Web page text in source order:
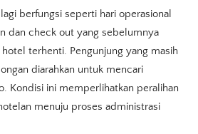
berfungsi seperti hari operasional
dan check out yang sebelumnya
terhenti. Pengunjung yang masih
diarahkan untuk mencari
Kondisi ini memperlihatkan peralihan
menuju proses administrasi